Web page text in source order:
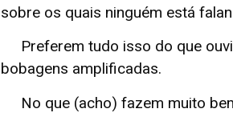
sobre os quais ninguém está
Preferem tudo isso do que
bobagens amplificadas.
No que (acho) fazem muito